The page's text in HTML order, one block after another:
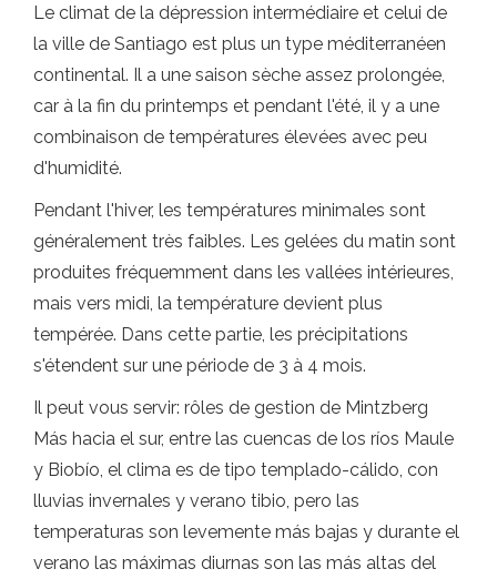
Le climat de la dépression intermédiaire et celui de
la ville de Santiago est plus un type méditerranéen
continental. Il a une saison sèche assez prolongée,
car à la fin du printemps et pendant l'été, il y a une
combinaison de températures élevées avec peu
d'humidité.
Pendant l'hiver, les températures minimales sont
généralement très faibles. Les gelées du matin sont
produites fréquemment dans les vallées intérieures,
mais vers midi, la température devient plus
tempérée. Dans cette partie, les précipitations
s'étendent sur une période de 3 à 4 mois.
Il peut vous servir: rôles de gestion de Mintzberg
Más hacia el sur, entre las cuencas de los ríos Maule
y Biobío, el clima es de tipo templado-cálido, con
lluvias invernales y verano tibio, pero las
temperaturas son levemente más bajas y durante el
verano las máximas diurnas son las más altas del